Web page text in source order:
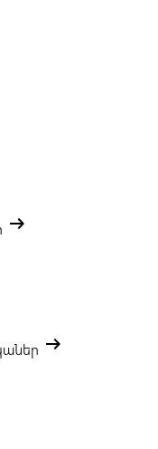
arrow_right_alt
arrow_right_alt